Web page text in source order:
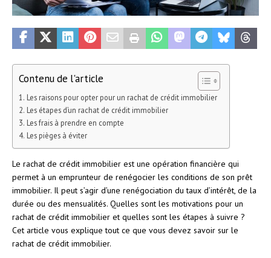
Contenu de l'article
Les raisons pour opter pour un rachat de crédit immobilier
Les étapes d’un rachat de crédit immobilier
Les frais à prendre en compte
Les pièges à éviter
Le rachat de crédit immobilier est une opération financière qui
permet à un emprunteur de renégocier les conditions de son prêt
immobilier. Il peut s’agir d’une renégociation du taux d’intérêt, de la
durée ou des mensualités. Quelles sont les motivations pour un
rachat de crédit immobilier et quelles sont les étapes à suivre ?
Cet article vous explique tout ce que vous devez savoir sur le
rachat de crédit immobilier.